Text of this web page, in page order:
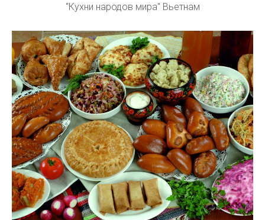
"Кухни народов мира" Вьетнам